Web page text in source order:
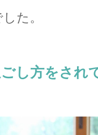
た。
し方をされ